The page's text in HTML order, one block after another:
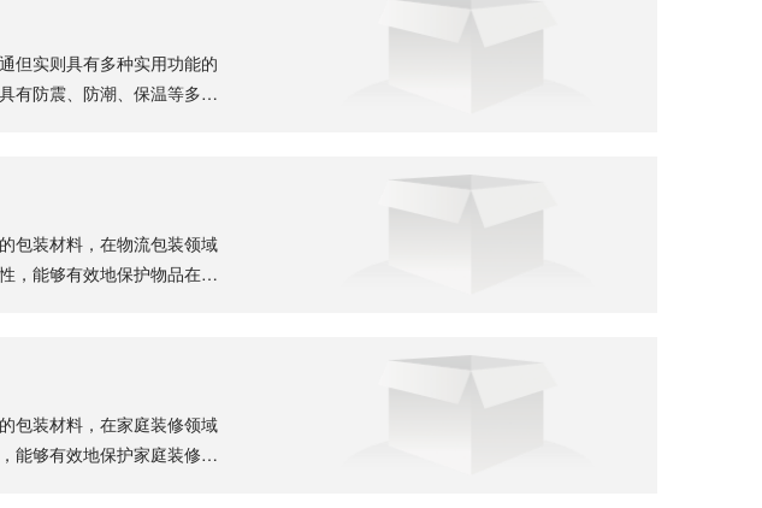
实则具有多种实用功能的
有防震、防潮、保温等多种
装材料，在物流包装领域
，能够有效地保护物品在运
装材料，在家庭装修领域
能够有效地保护家庭装修中